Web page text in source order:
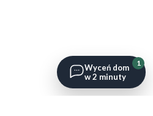
1
Wyceń dom
w 2 minuty